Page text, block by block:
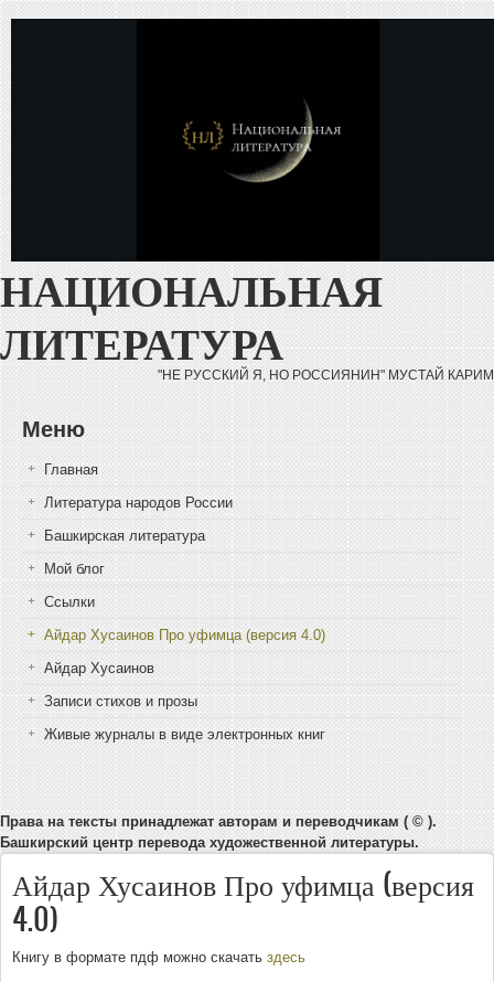
НАЦИОНАЛЬНАЯ
ЛИТЕРАТУРА
"НЕ РУССКИЙ Я, НО РОССИЯНИН" МУСТАЙ КАРИМ
Меню
Главная
Литература народов России
Башкирская литература
Мой блог
Ссылки
Айдар Хусаинов Про уфимца (версия 4.0)
Айдар Хусаинов
Записи стихов и прозы
Живые журналы в виде электронных книг
Права на тексты принадлежат авторам и переводчикам ( © ).
Башкирский центр перевода художественной литературы.
Айдар Хусаинов Про уфимца (версия
4.0)
Книгу в формате пдф можно скачать здесь